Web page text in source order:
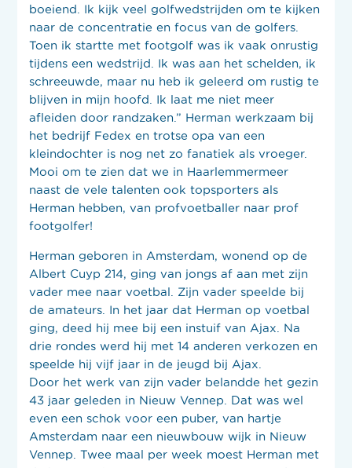
boeiend. Ik kijk veel golfwedstrijden om te kijken
naar de concentratie en focus van de golfers.
Toen ik startte met footgolf was ik vaak onrustig
tijdens een wedstrijd. Ik was aan het schelden, ik
schreeuwde, maar nu heb ik geleerd om rustig te
blijven in mijn hoofd. Ik laat me niet meer
afleiden door randzaken.” Herman werkzaam bij
het bedrijf Fedex en trotse opa van een
kleindochter is nog net zo fanatiek als vroeger.
Mooi om te zien dat we in Haarlemmermeer
naast de vele talenten ook topsporters als
Herman hebben, van profvoetballer naar prof
footgolfer!
Herman geboren in Amsterdam, wonend op de
Albert Cuyp 214, ging van jongs af aan met zijn
vader mee naar voetbal. Zijn vader speelde bij
de amateurs. In het jaar dat Herman op voetbal
ging, deed hij mee bij een instuif van Ajax. Na
drie rondes werd hij met 14 anderen verkozen en
speelde hij vijf jaar in de jeugd bij Ajax.
Door het werk van zijn vader belandde het gezin
43 jaar geleden in Nieuw Vennep. Dat was wel
even een schok voor een puber, van hartje
Amsterdam naar een nieuwbouw wijk in Nieuw
Vennep. Twee maal per week moest Herman met